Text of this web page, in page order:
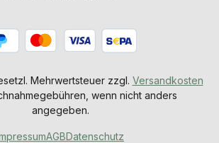
Mehrwertsteuer zzgl. Versandkosten
wenn nicht anders
angegeben.
AGBDatenschutz